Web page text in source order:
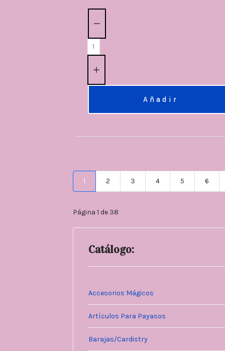
Añadir
1 2 3 4 5 6
Página 1 de 38
Catálogo:
Accesorios Mágicos
Artículos Para Payasos
Barajas/Cardistry